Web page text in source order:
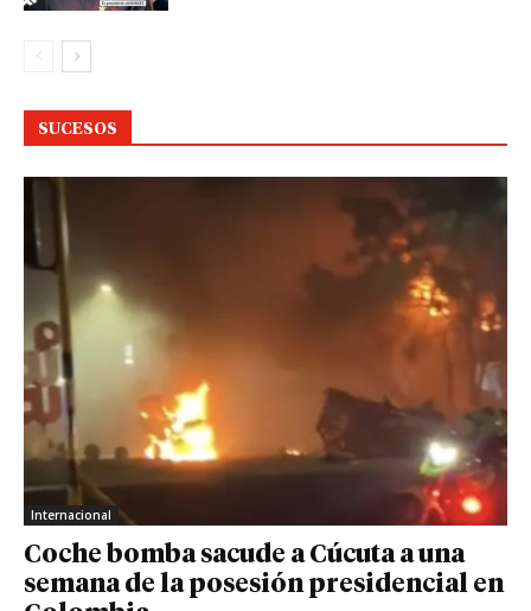
SUCESOS
Internacional
Coche bomba sacude a Cúcuta a una
semana de la posesión presidencial en